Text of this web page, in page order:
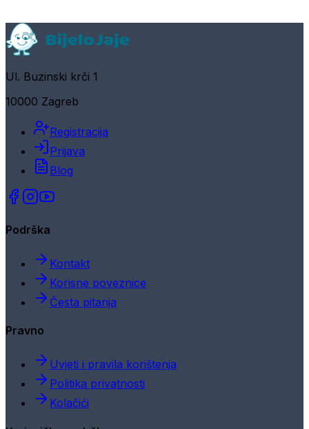
Ul. Buzinski krči 1
10000 Zagreb
Registracija
Prijava
Blog
Podrška
Kontakt
Korisne poveznice
Česta pitanja
Pravno
Uvjeti i pravila korištenja
Politika privatnosti
Kolačići